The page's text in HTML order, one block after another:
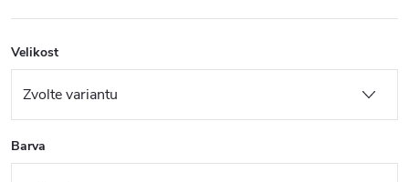
Velikost
Barva